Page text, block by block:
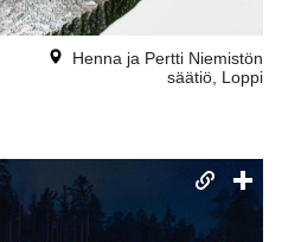
Henna ja Pertti Niemistön
säätiö, Loppi